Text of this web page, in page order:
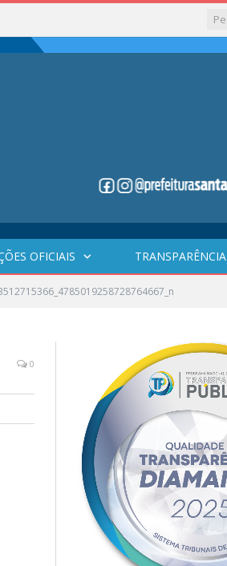
OFICIAIS TRANSPARÊNCIA
0